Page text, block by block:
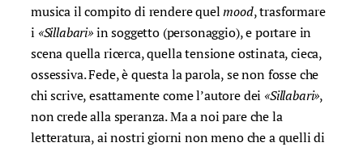
musica il compito di rendere quelmood, trasformare
i «Sillabari»in soggetto (personaggio), e portare in
scena quella ricerca, quella tensione ostinata, cieca,
ossessiva. Fede, è questa la parola, se non fosse che
chi scrive, esattamente come l’autore dei «Sillabari»,
non crede alla speranza. Ma a noi pare che la
letteratura, ai nostri giorni non meno che a quelli di